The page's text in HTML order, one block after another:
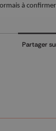
à
Partager